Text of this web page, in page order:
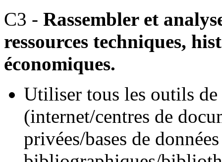
C3 - Rassembler et
ressources techniques,
économiques.
Utiliser tous les outils de
(internet/centres de
privées/bases de